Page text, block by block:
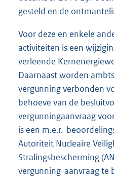
gesteld en de
Voor deze en enkele
activiteiten is een
verleende
Daarnaast worden
vergunning verbonden
behoeve van de
vergunningaanvraag
is een m.e.r.-
Autoriteit Nucleaire
Stralingsbescherming
vergunning-aanvraag te